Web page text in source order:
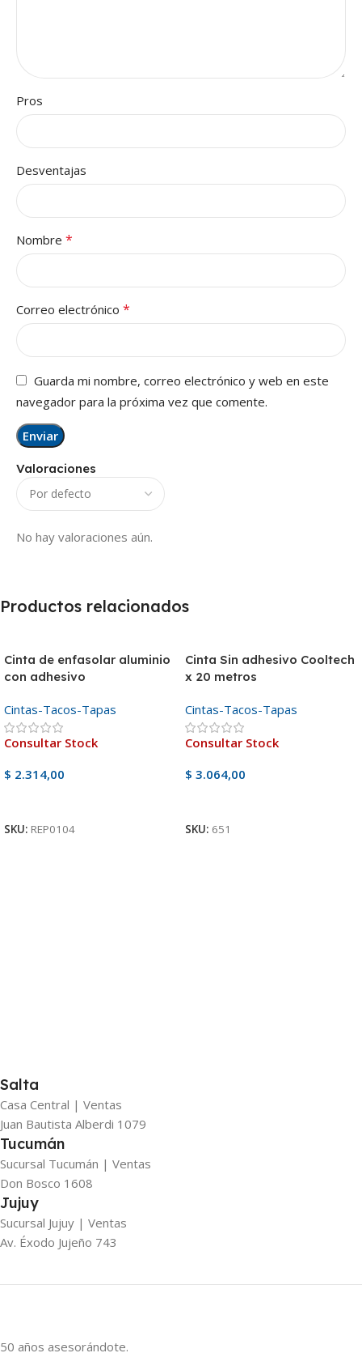
Valoraciones
No hay valoraciones aún.
Pros
Desventajas
Nombre *
Correo electrónico *
Guarda mi nombre, correo electrónico y web en este
navegador para la próxima vez que comente.
Productos relacionados
Cinta de enfasolar aluminio
con adhesivo
Cintas-Tacos-Tapas
Consultar Stock
$ 2.314,00
SKU: REP0104
Cinta Sin adhesivo Cooltech
x 20 metros
Cintas-Tacos-Tapas
Consultar Stock
$ 3.064,00
SKU: 651
Salta
Casa Central | Ventas
Juan Bautista Alberdi 1079
Tucumán
Sucursal Tucumán | Ventas
Don Bosco 1608
Jujuy
Sucursal Jujuy | Ventas
Av. Éxodo Jujeño 743
50 años asesorándote.